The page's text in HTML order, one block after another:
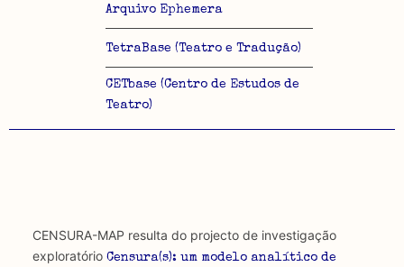
Arquivo Ephemera
TetraBase (Teatro e Tradução)
CETbase (Centro de Estudos de
Teatro)
CENSURA-MAP resulta do projecto de investigação
exploratório Censura(s): um modelo analítico de